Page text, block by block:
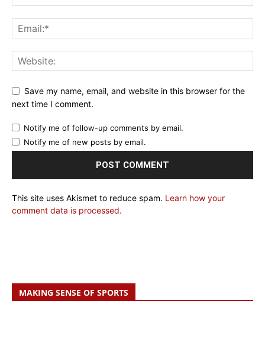
Save my name, email, and website in this browser for the
next time I comment.
Notify me of follow-up comments by email.
Notify me of new posts by email.
This site uses Akismet to reduce spam. Learn how your
comment data is processed.
MAKING SENSE OF SPORTS